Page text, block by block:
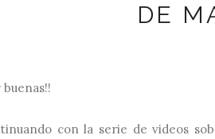
DE
buenas!!
con la serie de videos